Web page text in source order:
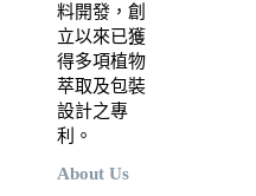
料開發，創
立以來已獲
得多項植物
萃取及包裝
設計之專
利。
About Us